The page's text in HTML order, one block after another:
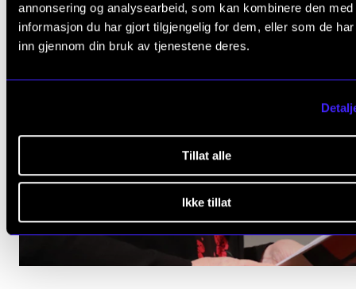
annonsering og analysearbeid, som kan kombinere den med
informasjon du har gjort tilgjengelig for dem, eller som de
inn gjennom din bruk av tjenestene deres.
Tillat alle
Ikke tillat